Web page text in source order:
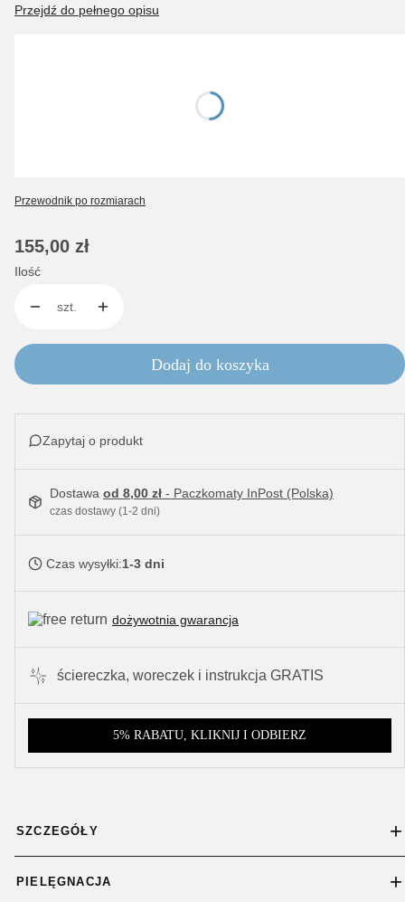
Przejdź do pełnego opisu
Przewodnik po rozmiarach
Cena
155,00 zł
Ilość
szt.
Dodaj do koszyka
Zapytaj o produkt
Dostawa od 8,00 zł - Paczkomaty InPost (Polska)
czas dostawy (1-2 dni)
Czas wysyłki:1-3 dni
dożywotnia gwarancja
ściereczka, woreczek i instrukcja GRATIS
5% RABATU, KLIKNIJ I ODBIERZ
SZCZEGÓŁY
PIELĘGNACJA